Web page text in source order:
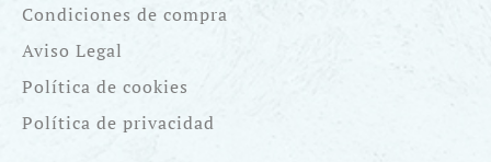
Condiciones de compra
Aviso Legal
Política de cookies
Política de privacidad